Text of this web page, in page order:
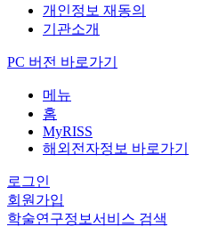
개인정보 재동의
기관소개
PC 버전 바로가기
메뉴
홈
MyRISS
해외전자정보 바로가기
로그인
회원가입
학술연구정보서비스 검색